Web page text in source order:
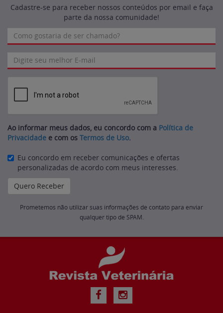
Cadastre-se para receber nossos conteúdos por email e faça
parte da nossa comunidade!
Ao informar meus dados, eu concordo com a Política de
Privacidade e com os Termos de Uso.
Eu concordo em receber comunicações e ofertas
personalizadas de acordo com meus interesses.
Prometemos não utilizar suas informações de contato para enviar
qualquer tipo de SPAM.